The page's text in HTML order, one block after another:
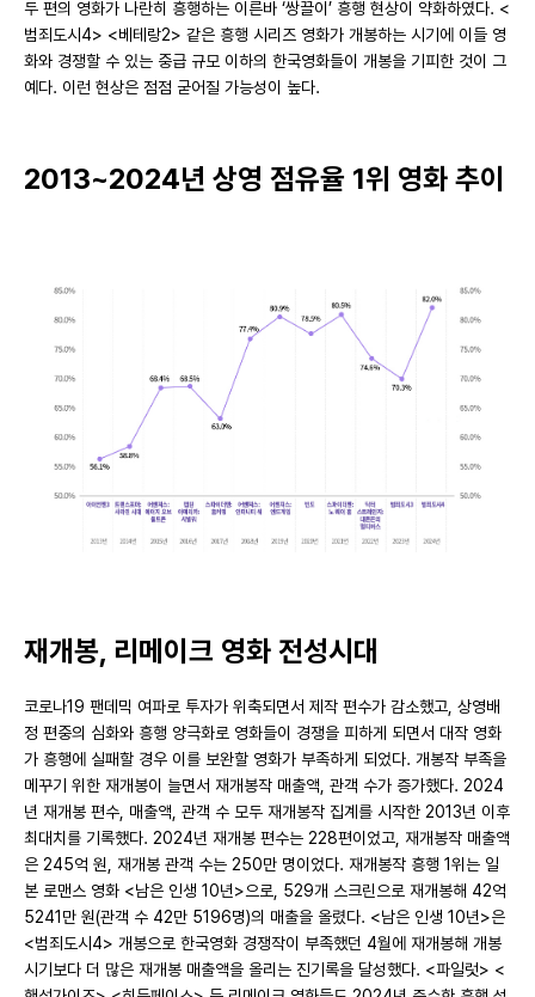
두 편의 영화가 나란히 흥행하는 이른바 ‘쌍끌이’ 흥행 현상이 약화하였다. <
범죄도시4> <베테랑2> 같은 흥행 시리즈 영화가 개봉하는 시기에 이들 영
화와 경쟁할 수 있는 중급 규모 이하의 한국영화들이 개봉을 기피한 것이 그
예다. 이런 현상은 점점 굳어질 가능성이 높다.
2013~2024년 상영 점유율 1위 영화 추이
재개봉, 리메이크 영화 전성시대
코로나19 팬데믹 여파로 투자가 위축되면서 제작 편수가 감소했고, 상영배
정 편중의 심화와 흥행 양극화로 영화들이 경쟁을 피하게 되면서 대작 영화
가 흥행에 실패할 경우 이를 보완할 영화가 부족하게 되었다. 개봉작 부족을
메꾸기 위한 재개봉이 늘면서 재개봉작 매출액, 관객 수가 증가했다. 2024
년 재개봉 편수, 매출액, 관객 수 모두 재개봉작 집계를 시작한 2013년 이후
최대치를 기록했다. 2024년 재개봉 편수는 228편이었고, 재개봉작 매출액
은 245억 원, 재개봉 관객 수는 250만 명이었다. 재개봉작 흥행 1위는 일
본 로맨스 영화 <남은 인생 10년>으로, 529개 스크린으로 재개봉해 42억
5241만 원(관객 수 42만 5196명)의 매출을 올렸다. <남은 인생 10년>은
<범죄도시4> 개봉으로 한국영화 경쟁작이 부족했던 4월에 재개봉해 개봉
시기보다 더 많은 재개봉 매출액을 올리는 진기록을 달성했다. <파일럿> <